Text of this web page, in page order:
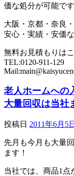
価な処分が可能です
大阪・京都・奈良
安心・実績・安価
無料お見積もりは
TEL:0120-911-129
老人ホームへの
大量回収は当社
投稿日 2011年6月5日
先月も今月も大量
ます！
当社では、商品1点